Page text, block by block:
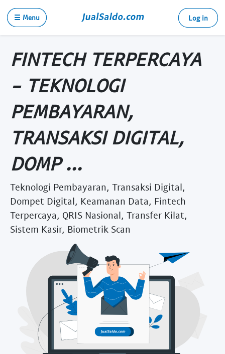
☰ Menu Log in
FINTECH TERPERCAYA
- TEKNOLOGI
PEMBAYARAN,
TRANSAKSI DIGITAL,
DOMP ...
Teknologi Pembayaran, Transaksi Digital,
Dompet Digital, Keamanan Data, Fintech
Terpercaya, QRIS Nasional, Transfer Kilat,
Sistem Kasir, Biometrik Scan